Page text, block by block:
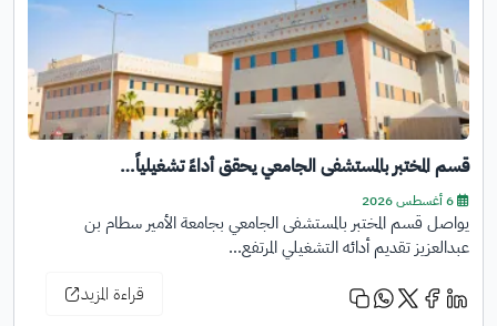
قسم المختبر بالمستشفى الجامعي يحقق أداءً تشغيلياً…
6 أغسطس 2026
يواصل قسم المختبر بالمستشفى الجامعي بجامعة الأمير سطام بن
عبدالعزيز تقديم أدائه التشغيلي المرتفع…
قراءة المزيد